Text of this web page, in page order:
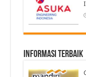
informasi terbaik